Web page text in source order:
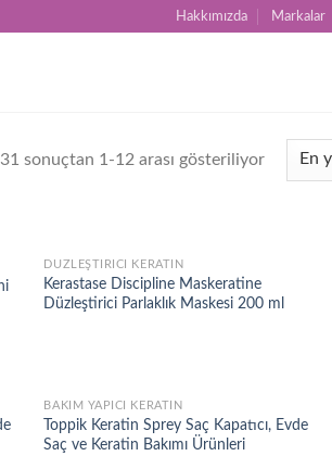
Hakkımızda Markalar
31 sonuçtan 1-12 arası gösteriliyor
Add to
wishlist
DÜZLEŞTIRICI KERATIN
Kerastase Discipline Maskeratine
Düzleştirici Parlaklık Maskesi 200 ml
Add to
wishlist
BAKIM YAPICI KERATIN
Toppik Keratin Sprey Saç Kapatıcı, Evde
Saç ve Keratin Bakımı Ürünleri